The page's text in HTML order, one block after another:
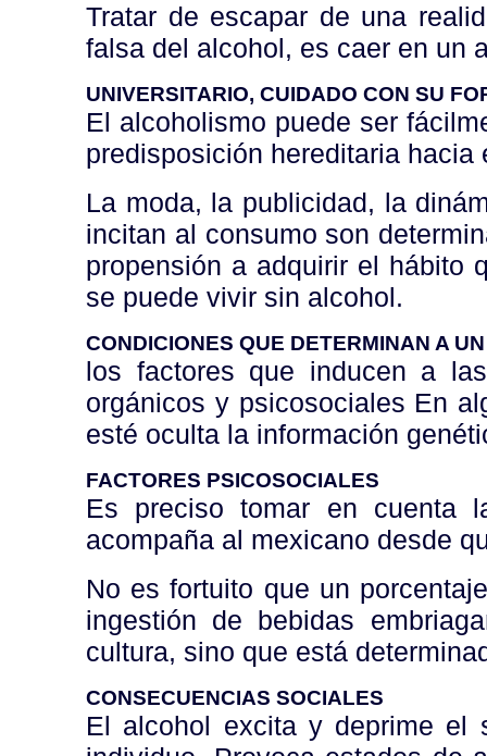
Tratar de escapar de una
falsa del alcohol, es caer en un
UNIVERSITARIO, CUIDADO CON SU
El alcoholismo puede ser
predisposición hereditaria hacia
La moda, la publicidad, la
incitan al consumo son
propensión a adquirir el hábito
se puede vivir sin alcohol.
CONDICIONES QUE DETERMINAN A
los factores que inducen a
orgánicos y psicosociales En
esté oculta la información
FACTORES PSICOSOCIALES
Es preciso tomar en cuenta
acompaña al mexicano desde
No es fortuito que un
ingestión de bebidas
cultura, sino que está
CONSECUENCIAS SOCIALES
El alcohol excita y deprime el